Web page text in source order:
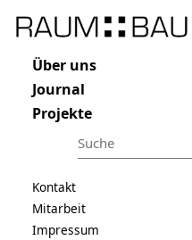
Navigation überspringen
ÜBER UNS
JOURNAL
PROJEKTE
Suchbegriffe
Raum und Bau
Navigation überspringen
Über uns
Journal
Projekte
Navigation überspringen
Kontakt
Mitarbeit
Impressum